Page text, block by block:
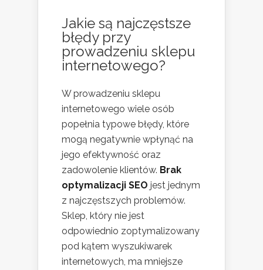
Jakie są najczęstsze
błędy przy
prowadzeniu sklepu
internetowego?
W prowadzeniu sklepu
internetowego wiele osób
popełnia typowe błędy, które
mogą negatywnie wpłynąć na
jego efektywność oraz
zadowolenie klientów. Brak
optymalizacji SEO jest jednym
z najczęstszych problemów.
Sklep, który nie jest
odpowiednio zoptymalizowany
pod kątem wyszukiwarek
internetowych, ma mniejsze